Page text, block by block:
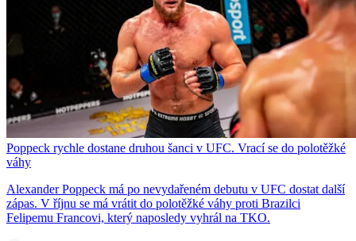
Poppeck rychle dostane druhou šanci v UFC. Vrací se do polotěžké
váhy
Alexander Poppeck má po nevydařeném debutu v UFC dostat další
zápas. V říjnu se má vrátit do polotěžké váhy proti Brazilci
Felipemu Francovi, který naposledy vyhrál na TKO.